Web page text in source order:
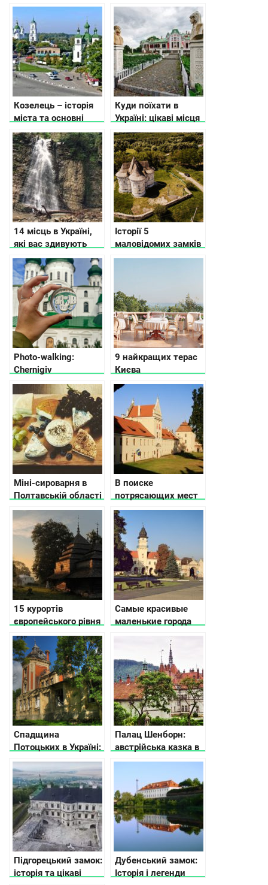
Козелець – історія
міста та основні
пам’ятки
Куди поїхати в
Україні: цікаві місця
для вихідних
14 місць в Україні,
які вас здивують
Історії 5
маловідомих замків
Хмельницької
Photo-walking:
Chernigiv
9 найкращих терас
Києва
Міні-сироварня в
Полтавській області
з авторськими та
еко-продуктами
В поиске
потрясающих мест
Львовской области
– замки, дворцы и
усадьбы
15 курортів
європейського рівня
в Україні
Самые красивые
маленькие города
Спадщина
Потоцьких в Україні:
15 палаців, замків і
фортець
Палац Шенборн:
австрійська казка в
Україні
Підгорецький замок:
історія та цікаві
Дубенський замок:
Історія і легенди